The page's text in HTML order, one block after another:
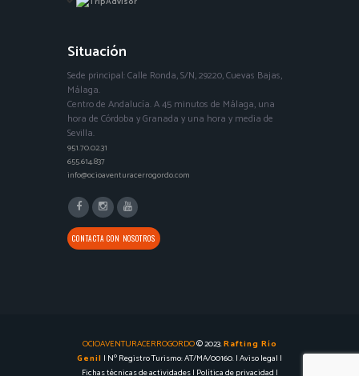
Situación
Sede principal: Calle Ronda, S/N, 29220, Cuevas Bajas,
Málaga.
Centro de Andalucía. A 45 minutos de Málaga, una
hora de Córdoba y Granada y una hora y media de
Sevilla.
951.70.02.31
655.614.837
info@ocioaventuracerrogordo.com
CONTACTA CON NOSOTROS
OCIOAVENTURACERROGORDO© 2023.Rafting Río
Genil | Nº Registro Turismo: AT/MA/00160. |Aviso legal |